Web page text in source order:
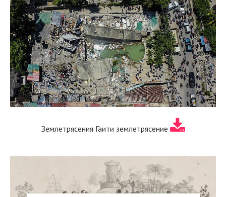
Землетрясения Гаити землетрясение